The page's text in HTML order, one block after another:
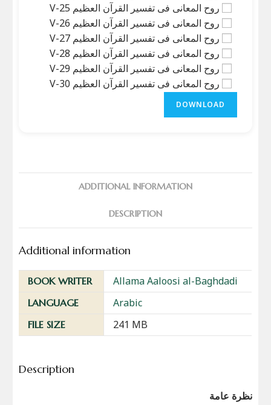
روح المعانی فی تفسیر القرآن العظیم V-25
روح المعانی فی تفسیر القرآن العظیم V-26
روح المعانی فی تفسیر القرآن العظیم V-27
روح المعانی فی تفسیر القرآن العظیم V-28
روح المعانی فی تفسیر القرآن العظیم V-29
روح المعانی فی تفسیر القرآن العظیم V-30
DOWNLOAD
ADDITIONAL INFORMATION
DESCRIPTION
Additional information
BOOK WRITER Allama Aaloosi al-Baghdadi
LANGUAGE Arabic
FILE SIZE 241 MB
Description
نظرة عامة